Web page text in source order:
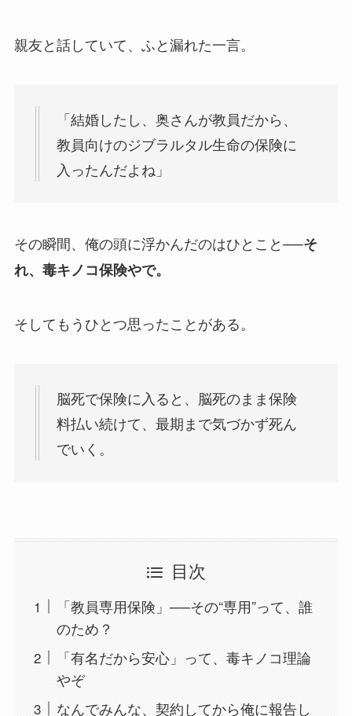
親友と話していて、ふと漏れた一言。
「結婚したし、奥さんが教員だから、
教員向けのジブラルタル生命の保険に
入ったんだよね」
その瞬間、俺の頭に浮かんだのはひとこと──そ
れ、毒キノコ保険やで。
そしてもうひとつ思ったことがある。
脳死で保険に入ると、脳死のまま保険
料払い続けて、最期まで気づかず死ん
でいく。
目次
「教員専用保険」──その“専用”って、誰
のため？
「有名だから安心」って、毒キノコ理論
やぞ
なんでみんな、契約してから俺に報告し